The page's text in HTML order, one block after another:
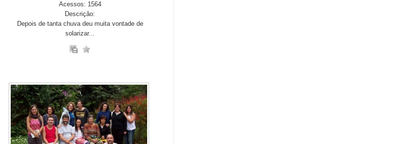
Acessos: 1564
Descrição:
Depois de tanta chuva deu muita vontade de
solarizar...